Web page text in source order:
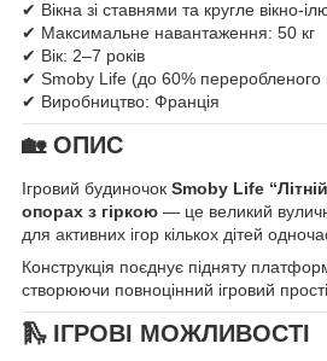
✔ Вікна зі ставнями та кругле вікно-
✔ Максимальне навантаження: 50 кг
✔ Вік: 2–7 років
✔ Smoby Life (до 60% переробленого
✔ Виробництво: Франція
🏡 ОПИС
Ігровий будиночок Smoby Life
опорах з гіркою — це великий
для активних ігор кількох дітей
Конструкція поєднує підняту
створюючи повноцінний ігровий
🛝 ІГРОВІ МОЖЛИВОСТІ